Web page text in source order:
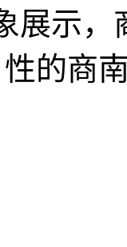
展示
性的商